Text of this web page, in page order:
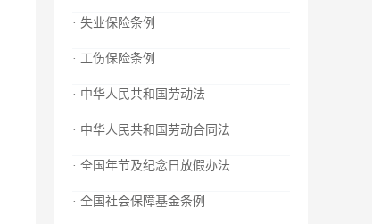
· 失业保险条例
· 工伤保险条例
· 中华人民共和国劳动法
· 中华人民共和国劳动合同法
· 全国年节及纪念日放假办法
· 全国社会保障基金条例